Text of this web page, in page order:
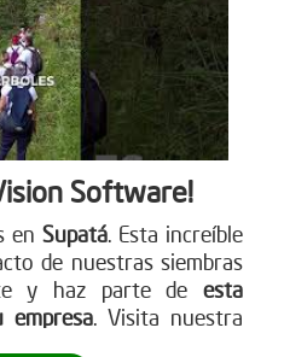
Software!
en Supatá. Esta increíble
de nuestras siembras
y haz parte deesta
. Visita nuestra